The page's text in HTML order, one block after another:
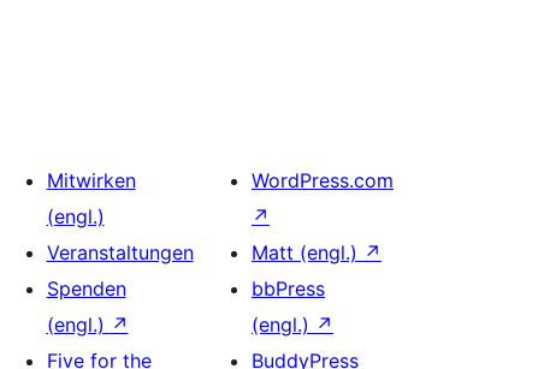
Mitwirken
(engl.)
Veranstaltungen
Spenden
(engl.) ↗
Five for the
WordPress.com
↗
Matt (engl.) ↗
bbPress
(engl.) ↗
BuddyPress